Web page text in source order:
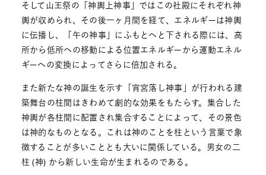
そして山王祭の「神輿上神事」ではこの社殿にそれぞれ神
輿が収められ、その後一ヶ月間を経て、エネルギーは神輿
に伝播し、「午の神事」にふもとへと下される際には、高
所から低所への移動による位置エネルギーから運動エネル
ギーへの変換によってさらに倍加される。
また新たな神の誕生を示す「宵宮落し神事」が行われる建
築舞台の柱間はきわめて劇的な効果をもたらす。集合した
神輿が各柱間に配置され集合することによって、その景色
は神的なものとなる。これは神のことを柱という言葉で象
徴することが多いこととも大いに関係している。男女の二
柱 (神) から新しい生命が生まれるのである。